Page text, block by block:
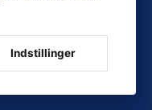
Indstillinger